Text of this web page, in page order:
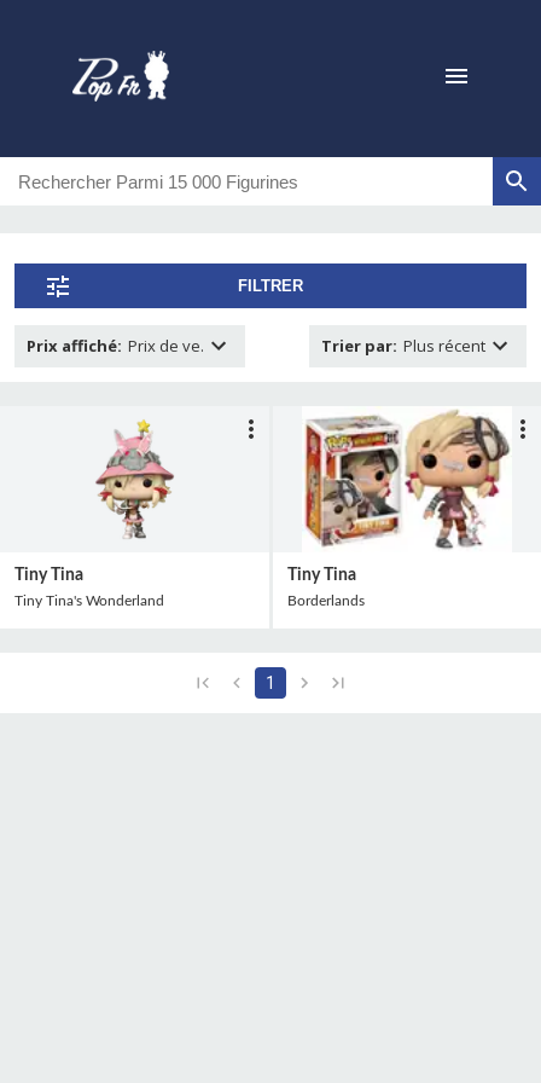
FILTRER
Prix affiché: Prix de ve. Trier par: Plus récent
Tiny Tina
Tiny Tina's Wonderland
Tiny Tina
Borderlands
1